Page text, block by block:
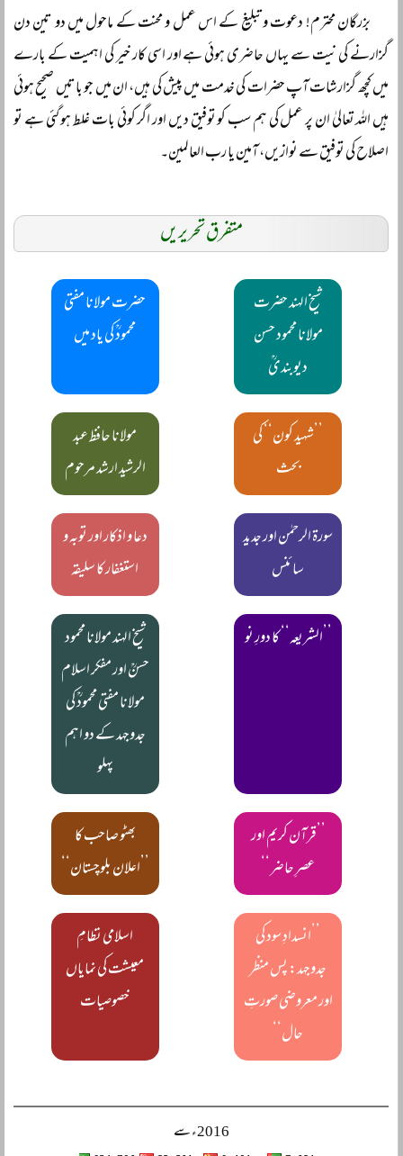
بزرگان محترم! دعوت و تبلیغ کے اس عمل و محنت کے ماحول میں دو تین دن
گزارنے کی نیت سے یہاں حاضری ہوئی ہے اور اسی کار خیر کی اہمیت کے بارے
میں کچھ گزارشات آپ حضرات کی خدمت میں پیش کی ہیں، ان میں جو باتیں صحیح ہوئی
ہیں اللہ تعالیٰ ان پر عمل کی ہم سب کو توفیق دیں اور اگر کوئی بات غلط ہو گئی ہے تو
اصلاح کی توفیق سے نوازیں، آمین یا رب العالمین۔
متفرق تحریریں
شیخ الہند حضرت
مولانا محمود حسن
دیوبندیؒ
حضرت مولانا مفتی
محمودؒ کی یاد میں
’’شہید کون‘‘ کی
بحث
مولانا حافظ عبد
الرشید ارشد مرحوم
سورۃ الرحمٰن اور جدید
سائنس
دعا و اذکار اور توبہ و
استغفار کا سلیقہ
’’الشریعہ‘‘ کا دورِ نو
شیخ الہند مولانا محمود
حسنؒ اور مفکر اسلام
مولانا مفتی محمودؒ کی
جدوجہد کے دو اہم
پہلو
’’قرآن کریم اور
عصرِ حاضر‘‘
بھٹو صاحب کا
’’اعلان بلوچستان‘‘
’’انسدادِ سود کی
جدوجہد: پس منظر
اور معروضی صورتِ
حال‘‘
اسلامی نظامِ
معیشت کی نمایاں
خصوصیات
2016ء سے